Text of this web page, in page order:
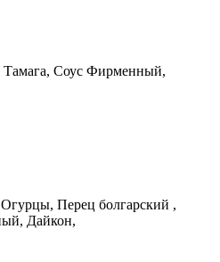
Соус Фирменный,
Перец болгарский ,
Дайкон,